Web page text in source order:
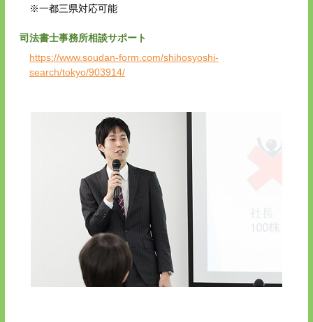
※一都三県対応可能
司法書士事務所相談サポート
https://www.soudan-form.com/shihosyoshi-
search/tokyo/903914/